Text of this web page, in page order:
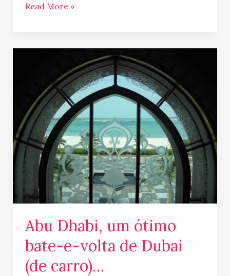
Read More »
Abu Dhabi, um ótimo
bate-e-volta de Dubai
(de carro)…
ótimo
bate-
e-
volta
de
Dubai
(de
carro)